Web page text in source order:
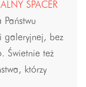
SPACER
galeryjnej, bez
Świetnie też
którzy